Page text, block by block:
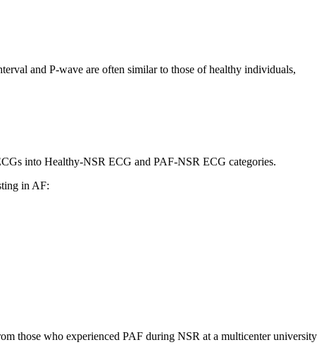
and P-wave are often similar to those of healthy individuals,
into Healthy-NSR ECG and PAF-NSR ECG categories.
in AF:
those who experienced PAF during NSR at a multicenter university